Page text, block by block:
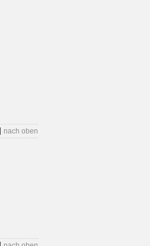
nach oben